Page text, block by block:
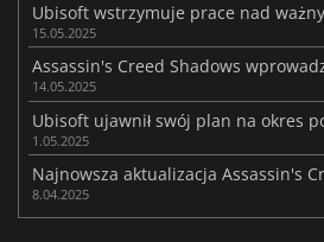
Ubisoft wstrzymuje prace nad
15.05.2025
14.05.2025
1.05.2025
8.04.2025